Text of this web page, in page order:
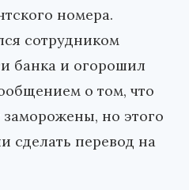
номера.
сотрудником
банка и огорошил
о том, что
заморожены, но этого
сделать перевод на